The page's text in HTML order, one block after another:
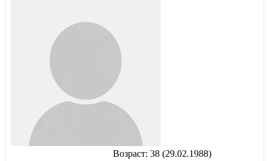
Возраст: 38 (29.02.1988)